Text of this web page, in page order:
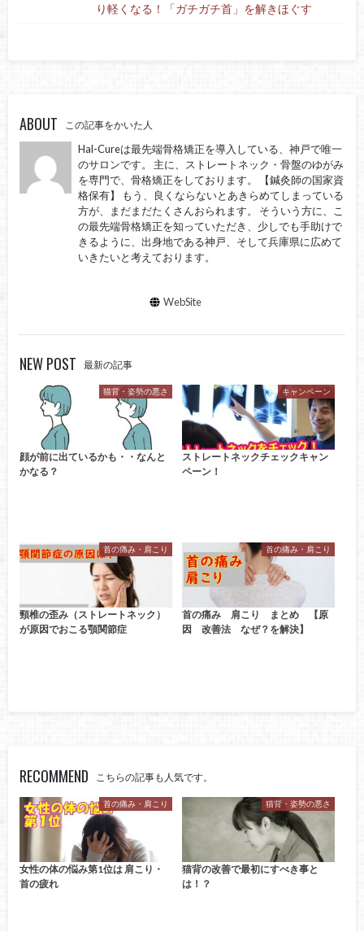
り軽くなる！「ガチガチ首」を解きほぐす
ABOUT この記事をかいた人
Hal-Cureは最先端骨格矯正を導入している、神戸で唯一
のサロンです。 主に、ストレートネック・骨盤のゆがみ
を専門で、骨格矯正をしております。 【鍼灸師の国家資
格保有】 もう、良くならないとあきらめてしまっている
方が、まだまだたくさんおられます。 そういう方に、こ
の最先端骨格矯正を知っていただき、少しでも手助けで
きるように、出身地である神戸、そして兵庫県に広めて
いきたいと考えております。
WebSite
NEW POST 最新の記事
猫背・姿勢の悪さ
顔が前に出ているかも・・なんと
かなる？
キャンペーン
ストレートネックチェックキャン
ペーン！
首の痛み・肩こり
頸椎の歪み（ストレートネック）
が原因でおこる顎関節症
首の痛み・肩こり
首の痛み 肩こり まとめ 【原
因 改善法 なぜ？を解決】
RECOMMEND こちらの記事も人気です。
首の痛み・肩こり
女性の体の悩み第1位は 肩こり・
首の疲れ
猫背・姿勢の悪さ
猫背の改善で最初にすべき事と
は！？